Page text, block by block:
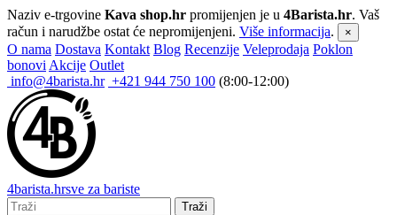
Naziv e-trgovine Kava shop.hr promijenjen je u 4Barista.hr. Vaš
račun i narudžbe ostat će nepromijenjeni. Više informacija. ×
O nama Dostava Kontakt Blog Recenzije Veleprodaja Poklon
bonovi Akcije Outlet
info@4barista.hr +421 944 750 100 (8:00-12:00)
4barista.hrsve za bariste
Traži